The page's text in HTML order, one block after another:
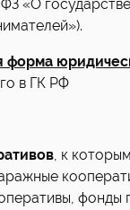
«О
форма
в ГК РФ
, к
фонды